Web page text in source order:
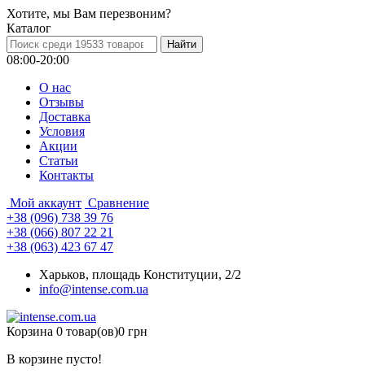
Хотите, мы Вам перезвоним?
Каталог
08:00-20:00
О нас
Отзывы
Доставка
Условия
Aкции
Статьи
Контакты
Мой аккаунт Сравнение
+38 (096) 738 39 76
+38 (066) 807 22 21
+38 (063) 423 67 47
Харьков, площадь Конституции, 2/2
info@intense.com.ua
Корзина 0 товар(ов)0 грн
В корзине пусто!